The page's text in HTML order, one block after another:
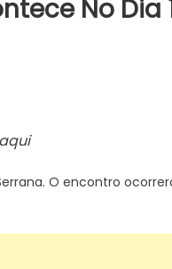
No Dia
O encontro